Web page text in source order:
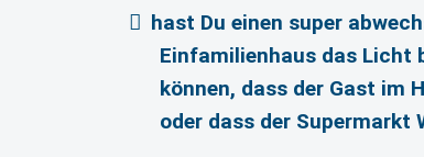
hast Du einen super
Einfamilienhaus das Licht
können, dass der Gast im
oder dass der Supermarkt